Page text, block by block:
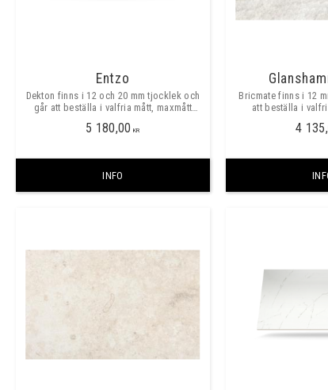
Entzo
Dekton finns i 12 och 20 mm tjocklek och
går att beställa i valfria mått, maxmått
5 180,00 KR
INFO
Bricmate finns i 12
att beställa i
4